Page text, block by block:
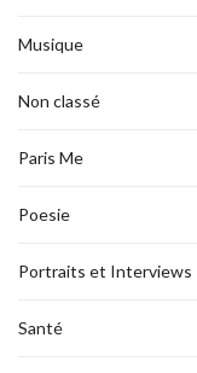
Musique
Non classé
Paris Me
Poesie
Portraits et Interviews
Santé